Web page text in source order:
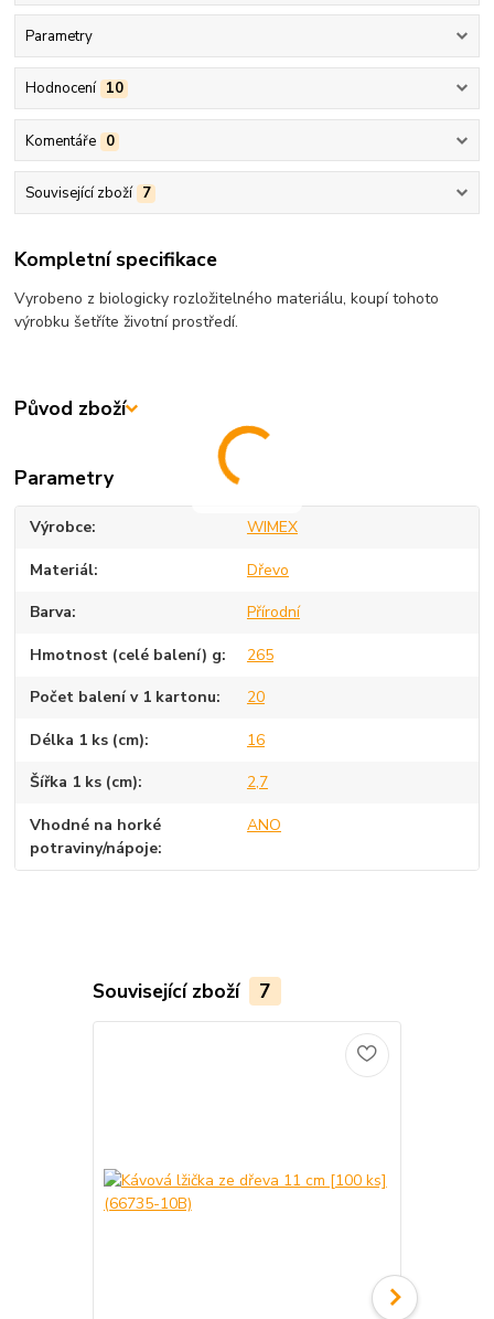
Parametry
Hodnocení 10
Komentáře 0
Související zboží 7
Kompletní specifikace
Vyrobeno z biologicky rozložitelného materiálu, koupí tohoto
výrobku šetříte životní prostředí.
Původ zboží
Parametry
Výrobce WIMEX
Materiál Dřevo
Barva Přírodní
Hmotnost (celé balení) g 265
Počet balení v 1 kartonu 20
Délka 1 ks (cm) 16
Šířka 1 ks (cm) 2,7
Vhodné na horké
potraviny/nápoje
ANO
Související zboží 7